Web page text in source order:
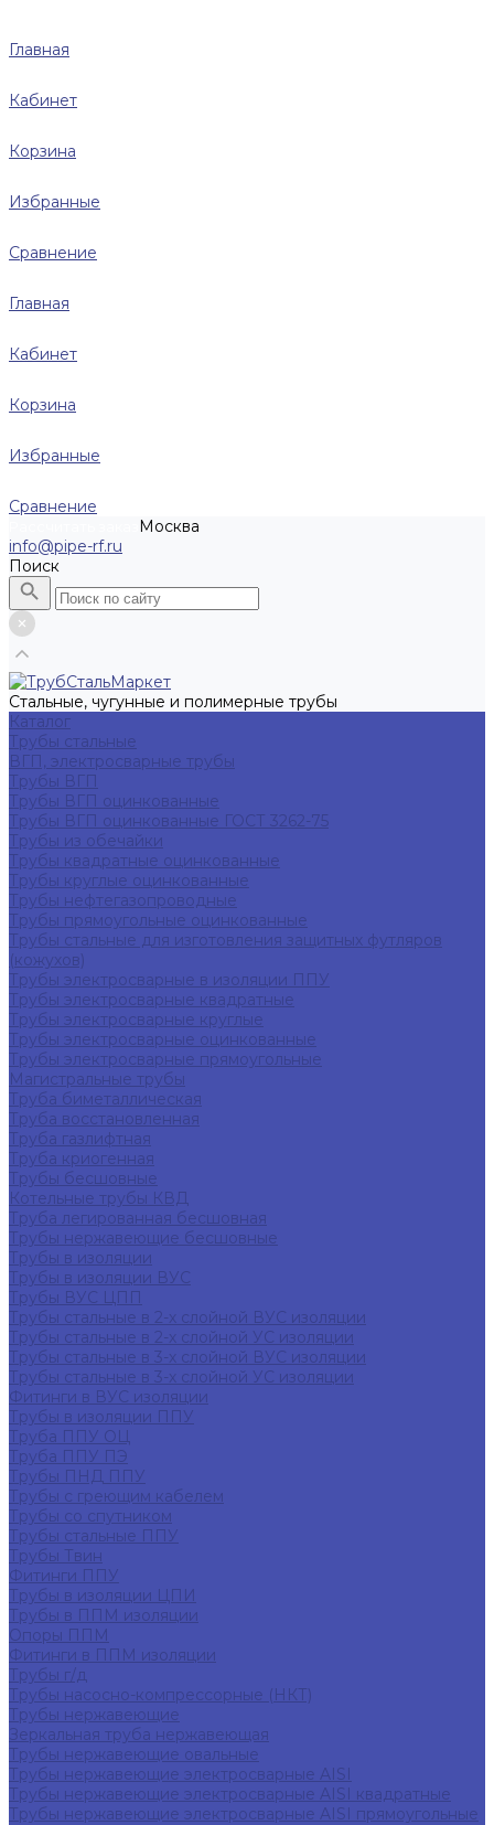
Главная
Кабинет
Корзина
Избранные
Сравнение
Главная
Кабинет
Корзина
Избранные
Сравнение
Москва
info@pipe-rf.ru
Поиск
Стальные, чугунные и полимерные трубы
Каталог
Трубы стальные
ВГП, электросварные трубы
Трубы ВГП
Трубы ВГП оцинкованные
Трубы ВГП оцинкованные ГОСТ 3262-75
Трубы из обечайки
Трубы квадратные оцинкованные
Трубы круглые оцинкованные
Трубы нефтегазопроводные
Трубы прямоугольные оцинкованные
Трубы стальные для изготовления защитных футляров
(кожухов)
Трубы электросварные в изоляции ППУ
Трубы электросварные квадратные
Трубы электросварные круглые
Трубы электросварные оцинкованные
Трубы электросварные прямоугольные
Магистральные трубы
Труба биметаллическая
Труба восстановленная
Труба газлифтная
Труба криогенная
Трубы бесшовные
Котельные трубы КВД
Труба легированная бесшовная
Трубы нержавеющие бесшовные
Трубы в изоляции
Трубы в изоляции ВУС
Трубы ВУС ЦПП
Трубы стальные в 2-х слойной ВУС изоляции
Трубы стальные в 2-х слойной УС изоляции
Трубы стальные в 3-х слойной ВУС изоляции
Трубы стальные в 3-х слойной УС изоляции
Фитинги в ВУС изоляции
Трубы в изоляции ППУ
Труба ППУ ОЦ
Труба ППУ ПЭ
Трубы ПНД ППУ
Трубы с греющим кабелем
Трубы со спутником
Трубы стальные ППУ
Трубы Твин
Фитинги ППУ
Трубы в изоляции ЦПИ
Трубы в ППМ изоляции
Опоры ППМ
Фитинги в ППМ изоляции
Трубы г/д
Трубы насосно-компрессорные (НКТ)
Трубы нержавеющие
Зеркальная труба нержавеющая
Трубы нержавеющие овальные
Трубы нержавеющие электросварные AISI
Трубы нержавеющие электросварные AISI квадратные
Трубы нержавеющие электросварные AISI прямоугольные